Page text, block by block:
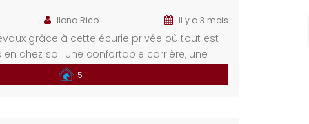
Ilona Rico il y a 3 mois
grâce à cette écurie privée où tout est
chez soi. Une confortable carrière, une
et des paddocks sécurisés. Les chemins
perte de vue dès le portail passé et vous
5